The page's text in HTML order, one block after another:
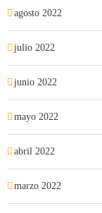
agosto 2022
julio 2022
junio 2022
mayo 2022
abril 2022
marzo 2022